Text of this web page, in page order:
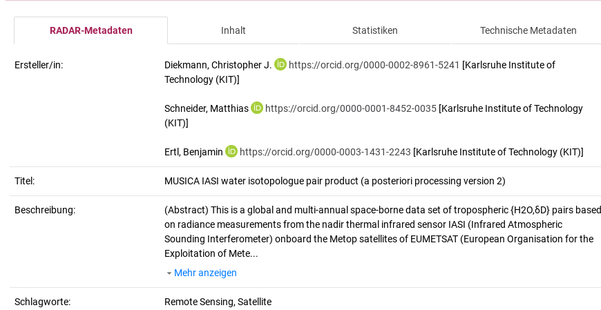
RADAR-Metadaten Inhalt Statistiken Technische Metadaten
Ersteller/in: Diekmann, Christopher J. https://orcid.org/0000-0002-8961-5241 [Karlsruhe Institute of
Technology (KIT)]
Schneider, Matthias https://orcid.org/0000-0001-8452-0035 [Karlsruhe Institute of Technology
(KIT)]
Ertl, Benjamin https://orcid.org/0000-0003-1431-2243 [Karlsruhe Institute of Technology (KIT)]
Titel: MUSICA IASI water isotopologue pair product (a posteriori processing version 2)
Beschreibung: (Abstract) This is a global and multi-annual space-borne data set of tropospheric {H2O,δD} pairs based
on radiance measurements from the nadir thermal infrared sensor IASI (Infrared Atmospheric
Sounding Interferometer) onboard the Metop satellites of EUMETSAT (European Organisation for the
Exploitation of Mete...
Mehr anzeigen
Schlagworte:
Remote Sensing, Satellite